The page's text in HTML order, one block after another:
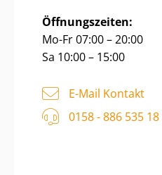
Öffnungszeiten:
Mo-Fr 07:00 – 20:00
Sa 10:00 – 15:00
E-Mail Kontakt
0158 - 886 535 18